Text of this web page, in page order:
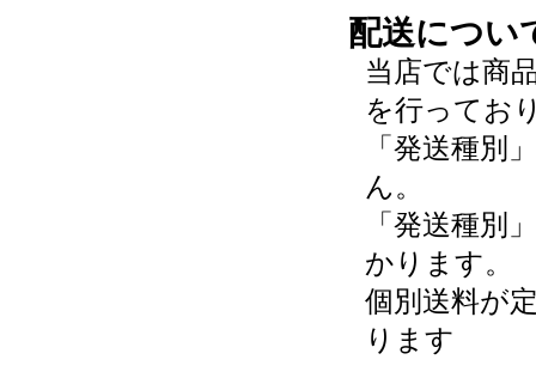
配送につい
当店では商
を行ってお
「発送種別
ん。
「発送種別
かります。
個別送料が
ります